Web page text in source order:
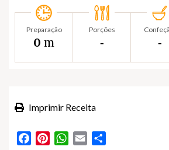
Preparação
0 m
Porções
‐ ‐
Imprimir Receita
FacebookPinterestWhatsApp
Email